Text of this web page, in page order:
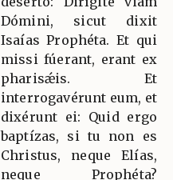
Dómini, sicut dixit
Isaías Prophéta. Et qui
missi fúerant, erant ex
pharisǽis. Et
interrogavérunt eum, et
dixérunt ei: Quid ergo
baptízas, si tu non es
Christus, neque Elías,
neque Prophéta?